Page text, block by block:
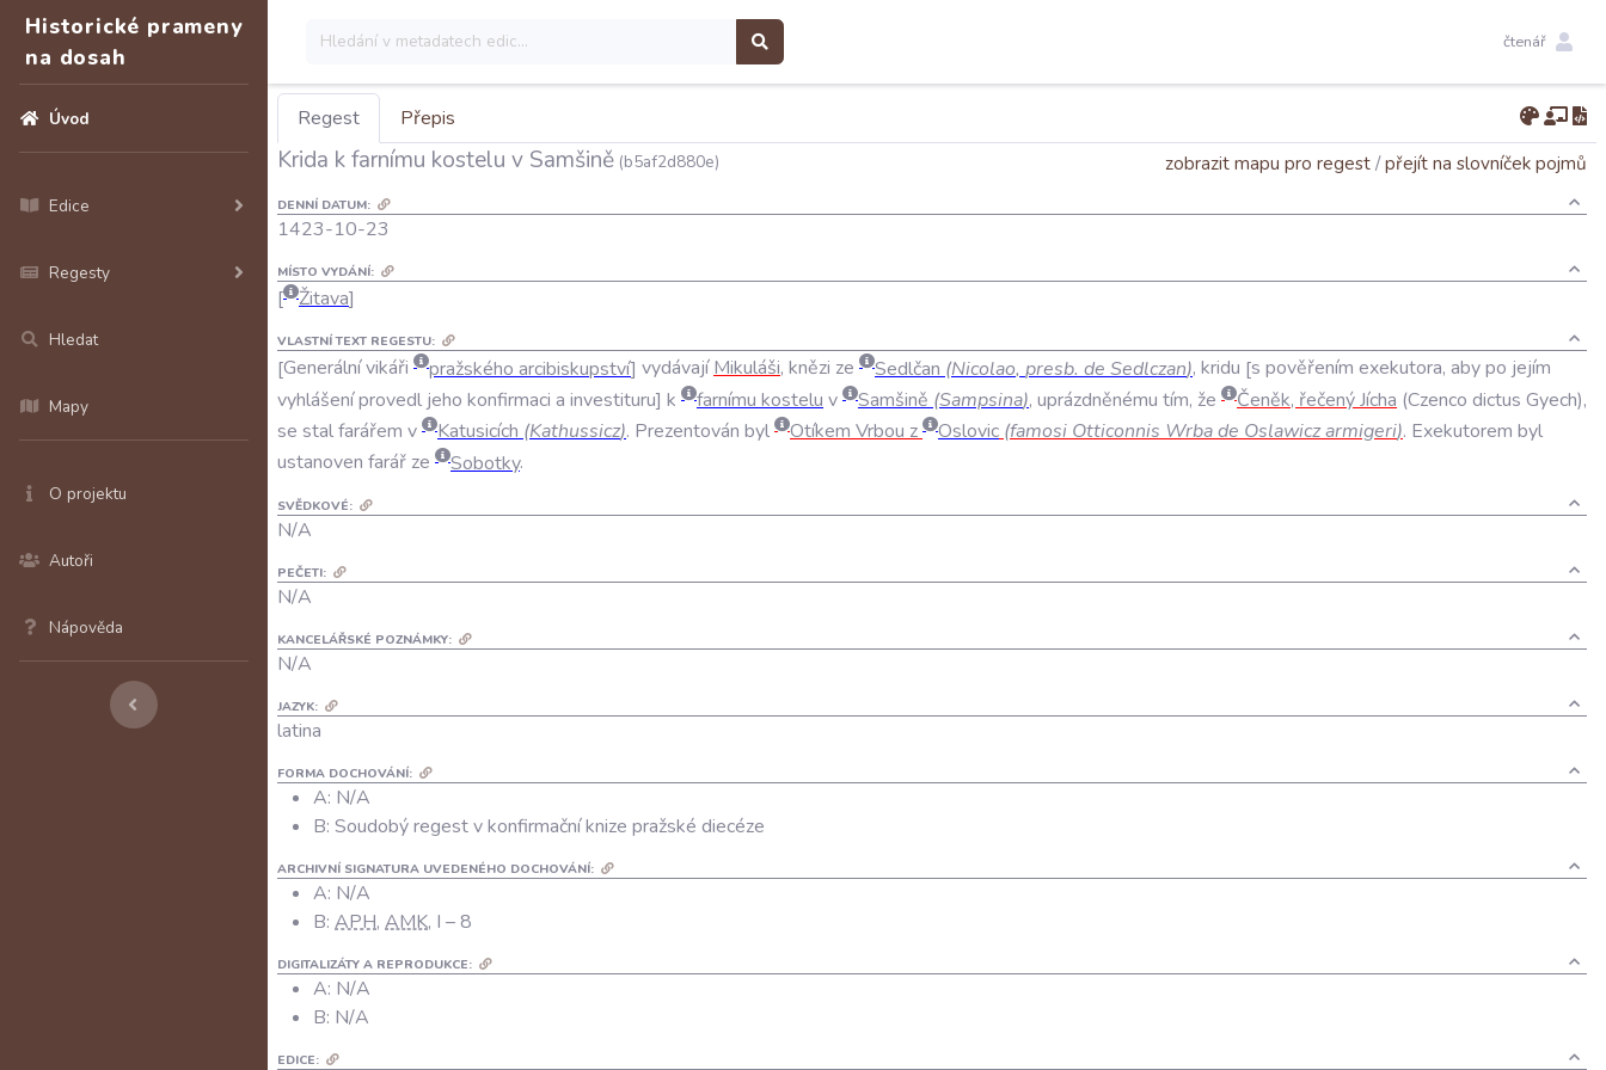
Historické prameny
na dosah
Úvod
Edice
Regesty
Hledat
Mapy
O projektu
Autoři
Nápověda
čtenář
Regest Přepis
Krida k farnímu kostelu v Samšině (b5af2d880e) zobrazit mapu pro regest/přejít na slovníček pojmů
DENNÍ DATUM:
1423-10-23
MÍSTO VYDÁNÍ:
Žitava
VLASTNÍ TEXT REGESTU:
Generálnívikáři pražského arcibiskupství vydávajíMikuláši, knězi ze Sedlčan (Nicolao, presb. de Sedlczan), kridu s pověřením exekutora, abypo jejím
vyhlášeníprovedl jeho konfirmaci a investituru k farnímu kostelu v Samšině (Sampsina), uprázdněnému tím, že Čeněk, řečenýJícha (Czenco dictus Gyech),
se stalfarářem v Katusicích (Kathussicz). Prezentován byl Otíkem Vrbou z Oslovic (famosi Otticonnis Wrbade Oslawiczarmigeri). Exekutorem byl
ustanoven farář ze Sobotky.
SVĚDKOVÉ:
N/A
PEČETI:
N/A
KANCELÁŘSKÉ POZNÁMKY:
N/A
JAZYK:
latina
FORMA DOCHOVÁNÍ:
A: N/A
B: Soudobý regest v konfirmační knize pražské diecéze
ARCHIVNÍ SIGNATURA UVEDENÉHO DOCHOVÁNÍ:
A: N/A
B: APH, AMK, I – 8
DIGITALIZÁTY A REPRODUKCE:
A: N/A
B: N/A
EDICE: